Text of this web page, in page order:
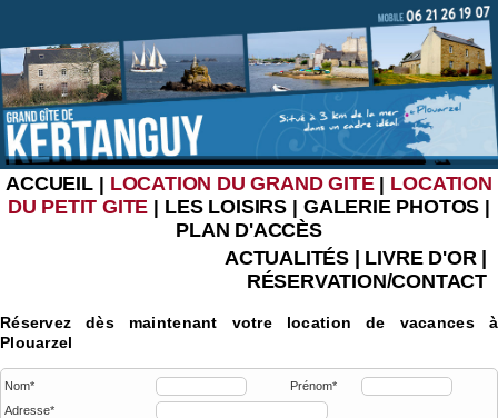
ACCUEIL| LOCATION DU GRAND GITE| LOCATION
DU PETIT GITE | LES LOISIRS | GALERIE PHOTOS |
PLAN D'ACCÈS
ACTUALITÉS| LIVRE D'OR|
RÉSERVATION/CONTACT
Réservez dès maintenant votre location de vacances à
Plouarzel
Nom*
Prénom*
Adresse*